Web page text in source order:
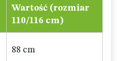
Wartość (rozmiar
110/116 cm)
88 cm